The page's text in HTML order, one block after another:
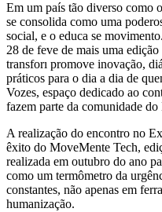
Em um país tão diverso como
se consolida como uma
social, e o educa se
28 de feve de mais uma
transforı promove inovação,
práticos para o dia a dia de
Vozes, espaço dedicado ao
fazem parte da comunidade
A realização do encontro no
êxito do MoveMente Tech,
realizada em outubro do ano
como um termômetro da
constantes, não apenas em
humanização.